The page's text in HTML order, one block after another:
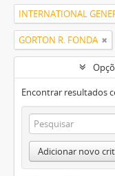
GORTON R. FONDA
Encontrar resultados
Adicionar novo